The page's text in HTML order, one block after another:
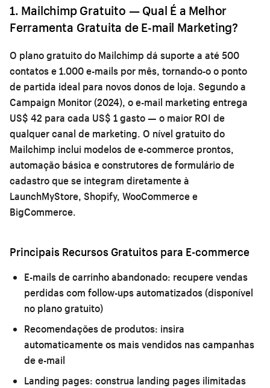
1. Mailchimp Gratuito — Qual É a Melhor
Ferramenta Gratuita de E-mail Marketing?
O plano gratuito do Mailchimp dá suporte a até 500
contatos e 1.000 e-mails por mês, tornando-o o ponto
de partida ideal para novos donos de loja. Segundo a
Campaign Monitor (2024), o e-mail marketing entrega
US$ 42 para cada US$ 1 gasto — o maior ROI de
qualquer canal de marketing. O nível gratuito do
Mailchimp inclui modelos de e-commerce prontos,
automação básica e construtores de formulário de
cadastro que se integram diretamente à
LaunchMyStore, Shopify, WooCommerce e
BigCommerce.
Principais Recursos Gratuitos para E-commerce
E-mails de carrinho abandonado: recupere vendas
perdidas com follow-ups automatizados (disponível
no plano gratuito)
Recomendações de produtos: insira
automaticamente os mais vendidos nas campanhas
de e-mail
Landing pages: construa landing pages ilimitadas